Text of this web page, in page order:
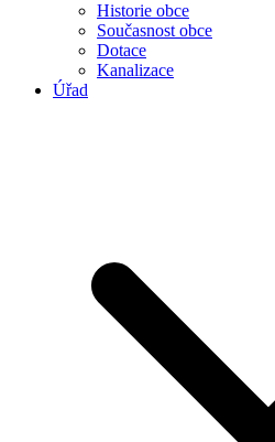
Historie obce
Současnost obce
Dotace
Kanalizace
Úřad